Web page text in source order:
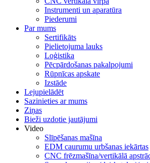
Instrumenti un aparatūra
Piederumi
Par mums
Sertifikāts
Pielietojuma lauks
Loģistika
Pēcpārdošanas pakalpojumi
Rūpnīcas apskate
Izstāde
Lejupielādēt
Sazinieties ar mums
Ziņas
Bieži uzdotie jautājumi
Video
Slīpēšanas mašīna
EDM caurumu urbšanas iekārtas
CNC frēzmašīna/vertikālā